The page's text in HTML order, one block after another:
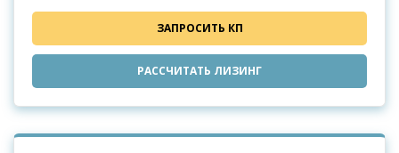
ЗАПРОСИТЬ КП
РАССЧИТАТЬ ЛИЗИНГ